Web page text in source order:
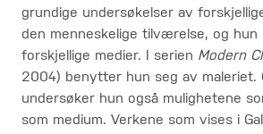
grundige undersøkelser av
den menneskelige tilværelse, og
forskjellige medier. I serien Modern
2004) benytter hun seg av maleriet.
undersøker hun også mulighetene
som medium. Verkene som vises i